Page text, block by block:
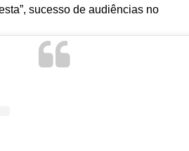
sucesso de audiências no